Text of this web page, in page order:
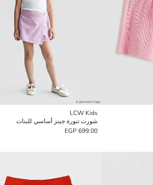
LCW Kids
شورت تنورة جينز أساسي للبنات
699.00 EGP